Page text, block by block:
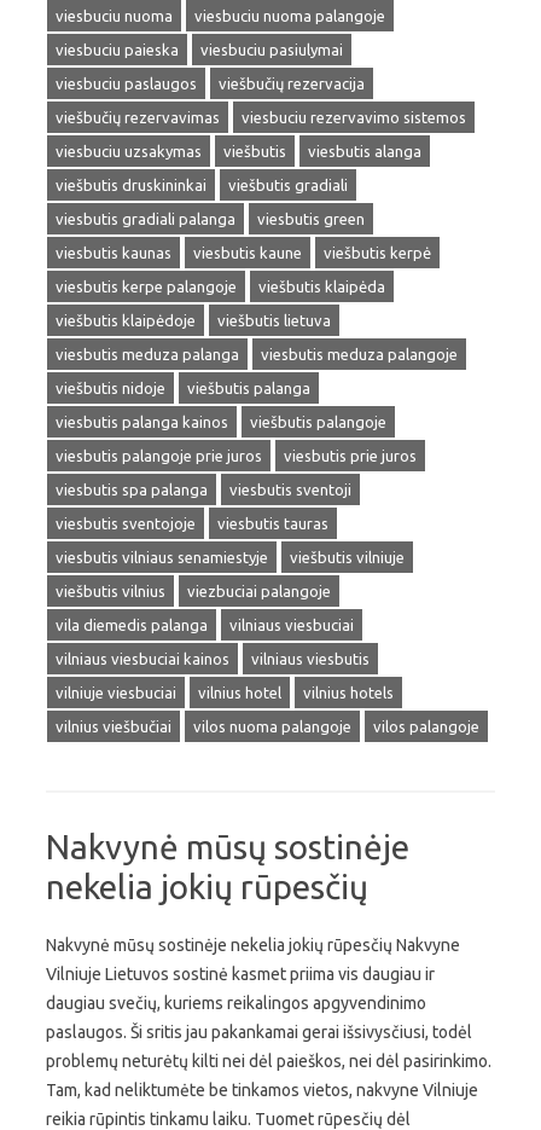
viesbuciu nuoma
viesbuciu nuoma palangoje
viesbuciu paieska
viesbuciu pasiulymai
viesbuciu paslaugos
viešbučių rezervacija
viešbučių rezervavimas
viesbuciu rezervavimo sistemos
viesbuciu uzsakymas
viešbutis
viesbutis alanga
viešbutis druskininkai
viešbutis gradiali
viesbutis gradiali palanga
viesbutis green
viesbutis kaunas
viesbutis kaune
viešbutis kerpė
viesbutis kerpe palangoje
viešbutis klaipėda
viešbutis klaipėdoje
viešbutis lietuva
viesbutis meduza palanga
viesbutis meduza palangoje
viešbutis nidoje
viešbutis palanga
viesbutis palanga kainos
viešbutis palangoje
viesbutis palangoje prie juros
viesbutis prie juros
viesbutis spa palanga
viesbutis sventoji
viesbutis sventojoje
viesbutis tauras
viesbutis vilniaus senamiestyje
viešbutis vilniuje
viešbutis vilnius
viezbuciai palangoje
vila diemedis palanga
vilniaus viesbuciai
vilniaus viesbuciai kainos
vilniaus viesbutis
vilniuje viesbuciai
vilnius hotel
vilnius hotels
vilnius viešbučiai
vilos nuoma palangoje vilos palangoje
Nakvynė mūsų sostinėje
nekelia jokių rūpesčių
Nakvynė mūsų sostinėje nekelia jokių rūpesčių Nakvyne
Vilniuje Lietuvos sostinė kasmet priima vis daugiau ir
daugiau svečių, kuriems reikalingos apgyvendinimo
paslaugos. Ši sritis jau pakankamai gerai išsivysčiusi, todėl
problemų neturėtų kilti nei dėl paieškos, nei dėl pasirinkimo.
Tam, kad neliktumėte be tinkamos vietos, nakvyne Vilniuje
reikia rūpintis tinkamu laiku. Tuomet rūpesčių dėl